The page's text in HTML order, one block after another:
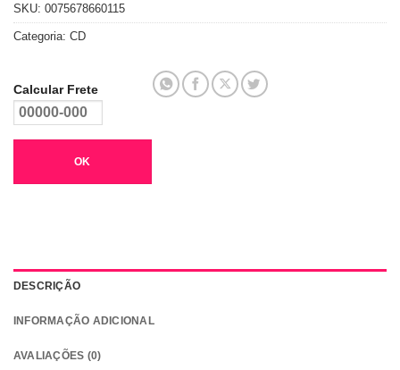
SKU: 0075678660115
Categoria: CD
Calcular Frete
OK
DESCRIÇÃO
INFORMAÇÃO ADICIONAL
AVALIAÇÕES (0)